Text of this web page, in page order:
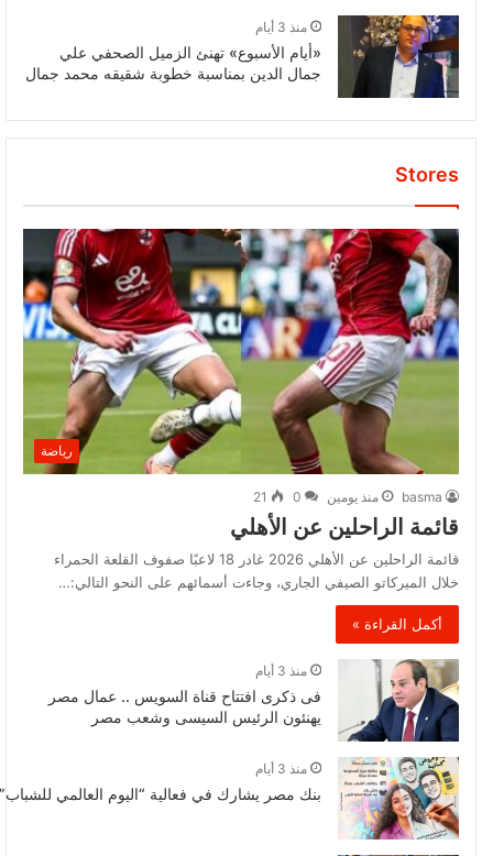
منذ 3 أيام
«أيام الأسبوع» تهنئ الزميل الصحفي علي
جمال الدين بمناسبة خطوبة شقيقه محمد جمال
Stores
رياضة
basma منذ يومين 0
21
قائمة الراحلين عن الأهلي
قائمة الراحلين عن الأهلي 2026 غادر 18 لاعبًا صفوف القلعة الحمراء
خلال الميركاتو الصيفي الجاري، وجاءت أسمائهم على النحو التالي:…
أكمل القراءة »
منذ 3 أيام
فى ذكرى افتتاح قناة السويس .. عمال مصر
يهنئون الرئيس السيسى وشعب مصر
منذ 3 أيام
بنك مصر يشارك في فعالية “اليوم العالمي